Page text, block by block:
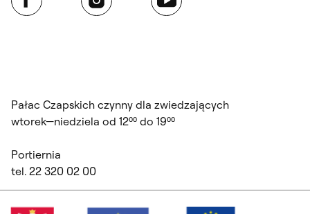
Pałac Czapskich czynny dla zwiedzających
wtorek—niedziela od 12⁰⁰ do 19⁰⁰
Portiernia
tel. 22 320 02 00